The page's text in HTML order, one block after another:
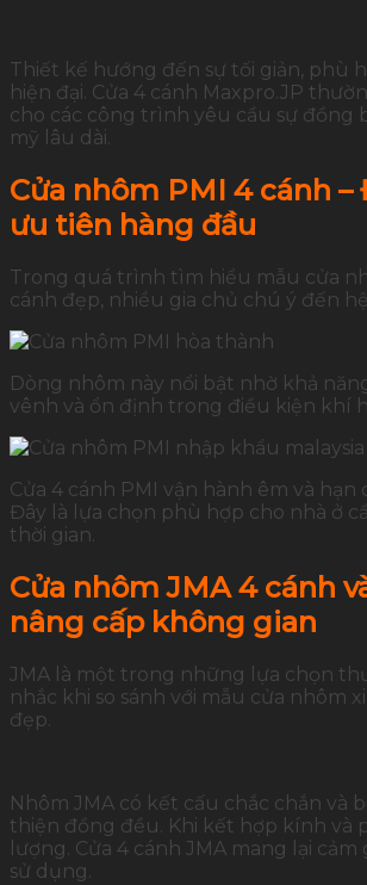
Thiết kế hướng đến sự tối giản, phù
hiện đại. Cửa 4 cánh Maxpro.JP
cho các công trình yêu cầu sự đồng
mỹ lâu dài.
Cửa nhôm PMI 4 cánh –
ưu tiên hàng đầu
Trong quá trình tìm hiểu mẫu cửa
cánh đẹp, nhiều gia chủ chú ý đến
Dòng nhôm này nổi bật nhờ khả
vênh và ổn định trong điều kiện khí
Cửa 4 cánh PMI vận hành êm và hạn
Đây là lựa chọn phù hợp cho nhà ở
thời gian.
Cửa nhôm JMA 4 cánh
nâng cấp không gian
JMA là một trong những lựa chọn
nhắc khi so sánh với mẫu cửa nhôm
đẹp.
Nhôm JMA có kết cấu chắc chắn và
thiện đồng đều. Khi kết hợp kính và
lượng. Cửa 4 cánh JMA mang lại cảm
sử dụng.